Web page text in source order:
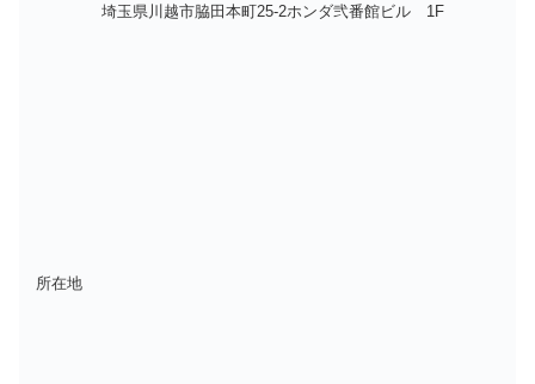
所在地
埼玉県川越市脇田本町25-2ホンダ弐番館ビル 1F